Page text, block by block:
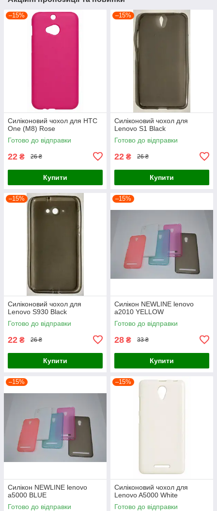
–15%
Силіконовий чохол для HTC
One (M8) Rose
Готово до відправки
22 ₴ 26 ₴
Купити
–15%
Силіконовий чохол для
Lenovo S1 Black
Готово до відправки
22 ₴ 26 ₴
Купити
–15%
Силіконовий чохол для
Lenovo S930 Black
Готово до відправки
22 ₴ 26 ₴
Купити
–15%
Силікон NEWLINE lenovo
a2010 YELLOW
Готово до відправки
28 ₴ 33 ₴
Купити
–15%
Силікон NEWLINE lenovo
a5000 BLUE
Готово до відправки
–15%
Силіконовий чохол для
Lenovo A5000 White
Готово до відправки